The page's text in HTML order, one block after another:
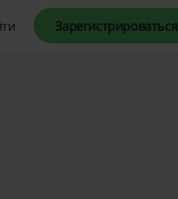
Зарегистрироваться